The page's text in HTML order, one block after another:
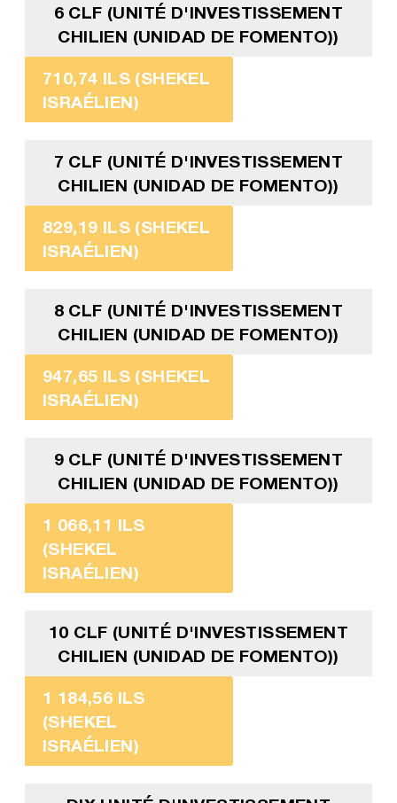
6 CLF (UNITÉ D'INVESTISSEMENT
CHILIEN (UNIDAD DE FOMENTO))
710,74 ILS (SHEKEL
ISRAÉLIEN)
7 CLF (UNITÉ D'INVESTISSEMENT
CHILIEN (UNIDAD DE FOMENTO))
829,19 ILS (SHEKEL
ISRAÉLIEN)
8 CLF (UNITÉ D'INVESTISSEMENT
CHILIEN (UNIDAD DE FOMENTO))
947,65 ILS (SHEKEL
ISRAÉLIEN)
9 CLF (UNITÉ D'INVESTISSEMENT
CHILIEN (UNIDAD DE FOMENTO))
1 066,11 ILS
(SHEKEL
ISRAÉLIEN)
10 CLF (UNITÉ D'INVESTISSEMENT
CHILIEN (UNIDAD DE FOMENTO))
1 184,56 ILS
(SHEKEL
ISRAÉLIEN)